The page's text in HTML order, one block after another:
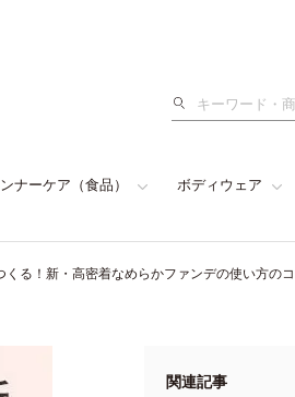
検
ナーケア（食品） ボディウェア
る！新・高密着なめらかファンデの使い方の
関連記事